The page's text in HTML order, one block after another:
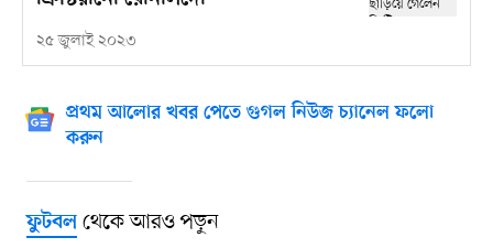
২৫ জুলাই ২০২৩
প্রথম আলোর খবর পেতে গুগল নিউজ চ্যানেল ফলো
করুন
ফুটবলথেকে আরও পড়ুন